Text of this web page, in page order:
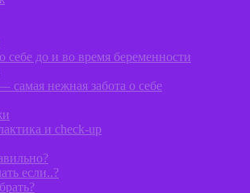
себе до и во время беременности
самая нежная забота о себе
и сheck-up
если..?